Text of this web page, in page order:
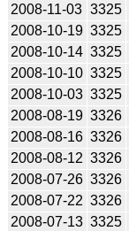
2008-11-03 3325
2008-10-19 3325
2008-10-14 3325
2008-10-10 3325
2008-10-03 3325
2008-08-19 3326
2008-08-16 3326
2008-08-12 3326
2008-07-26 3326
2008-07-22 3326
2008-07-13 3325